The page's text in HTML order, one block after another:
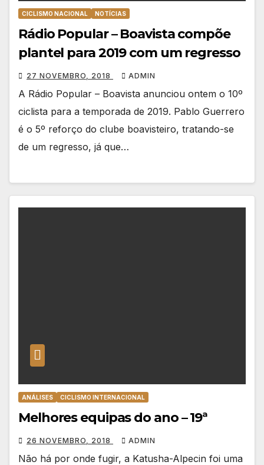
CICLISMO NACIONAL NOTÍCIAS
Rádio Popular – Boavista compõe
plantel para 2019 com um regresso
27 NOVEMBRO, 2018 ADMIN
A Rádio Popular – Boavista anunciou ontem o 10º
ciclista para a temporada de 2019. Pablo Guerrero
é o 5º reforço do clube boavisteiro, tratando-se
de um regresso, já que…
ANÁLISES CICLISMO INTERNACIONAL
Melhores equipas do ano – 19ª
26 NOVEMBRO, 2018 ADMIN
Não há por onde fugir, a Katusha-Alpecin foi uma